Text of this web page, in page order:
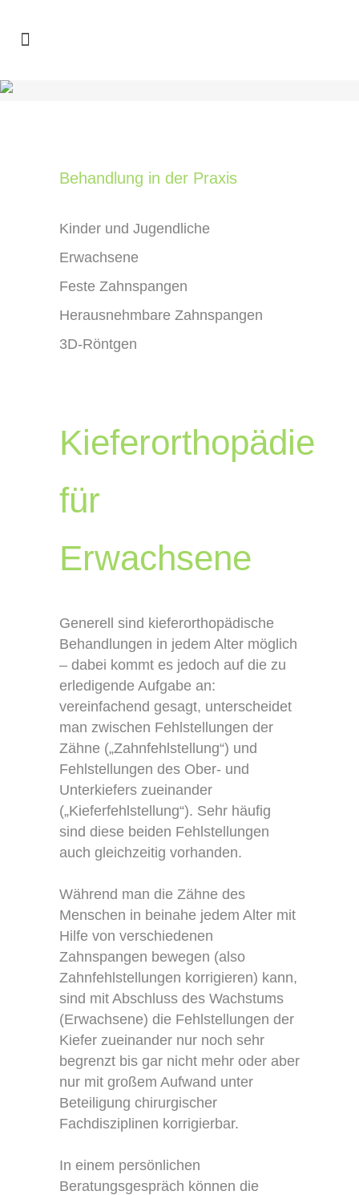
Behandlung in der Praxis
Kinder und Jugendliche
Erwachsene
Feste Zahnspangen
Herausnehmbare Zahnspangen
3D-Röntgen
Kieferorthopädie
für
Erwachsene
Generell sind kieferorthopädische
Behandlungen in jedem Alter möglich
– dabei kommt es jedoch auf die zu
erledigende Aufgabe an:
vereinfachend gesagt, unterscheidet
man zwischen Fehlstellungen der
Zähne („Zahnfehlstellung“) und
Fehlstellungen des Ober- und
Unterkiefers zueinander
(„Kieferfehlstellung“). Sehr häufig
sind diese beiden Fehlstellungen
auch gleichzeitig vorhanden.
Während man die Zähne des
Menschen in beinahe jedem Alter mit
Hilfe von verschiedenen
Zahnspangen bewegen (also
Zahnfehlstellungen korrigieren) kann,
sind mit Abschluss des Wachstums
(Erwachsene) die Fehlstellungen der
Kiefer zueinander nur noch sehr
begrenzt bis gar nicht mehr oder aber
nur mit großem Aufwand unter
Beteiligung chirurgischer
Fachdisziplinen korrigierbar.
In einem persönlichen
Beratungsgespräch können die